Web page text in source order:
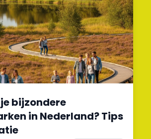
bijzondere
in Nederland? Tips